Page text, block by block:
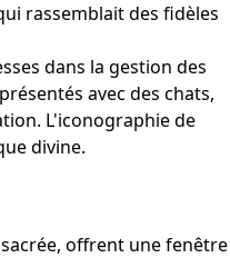
rassemblait des fidèles
dans la gestion des
avec des chats,
L'iconographie de
divine.
offrent une fenêtre